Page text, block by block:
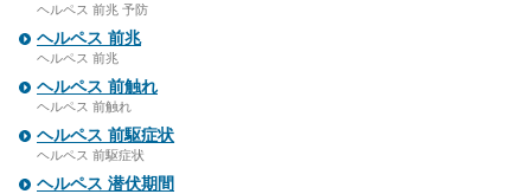
ヘルペス 前兆 予防
ヘルペス 前兆
ヘルペス 前兆
ヘルペス 前触れ
ヘルペス 前触れ
ヘルペス 前駆症状
ヘルペス 前駆症状
ヘルペス 潜伏期間